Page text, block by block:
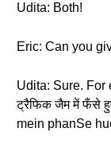
Udita: Both!
Eric: Can you
Udita: Sure. For
ट्रैफिक जैम में फँसे
mein phanSe